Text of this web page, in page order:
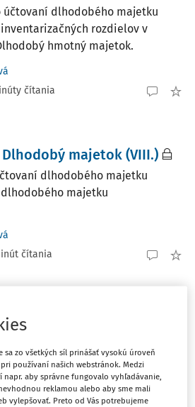
účtovaní dlhodobého majetku
rozdielov v
hmotný majetok.
čítania
majetok (VIII.)
dlhodobého majetku
majetku
čítania
majetok (VII.)
opravných položiek a
hmotnému majetku.
sa zo všetkých síl prinášať vysokú úroveň
používaní našich webstránok. Medzi
aby správne fungovalo vyhľadávanie,
reklamou alebo aby sme mali
vylepšovať. Preto od Vás potrebujeme